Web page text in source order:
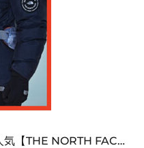
ノースフェイス 偽物 ダウン人気【THE NORTH FACE】M'S 7 SUMMIT HIM...